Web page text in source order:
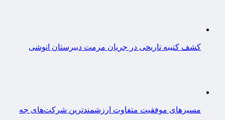
کشف کتیبه تاریخی در جریان مرمت دبیرستان انوشی
مسیرهای موفقیت متفاوت ارزشمندترین شرکت‌های جه